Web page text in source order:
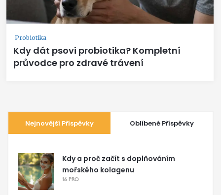
Probiotika
Kdy dát psovi probiotika? Kompletní
průvodce pro zdravé trávení
Nejnovější Příspěvky Oblíbené Příspěvky
Kdy a proč začít s doplňováním
mořského kolagenu
16 PRO